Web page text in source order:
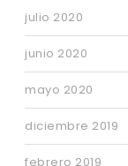
julio 2020
junio 2020
mayo 2020
diciembre 2019
febrero 2019